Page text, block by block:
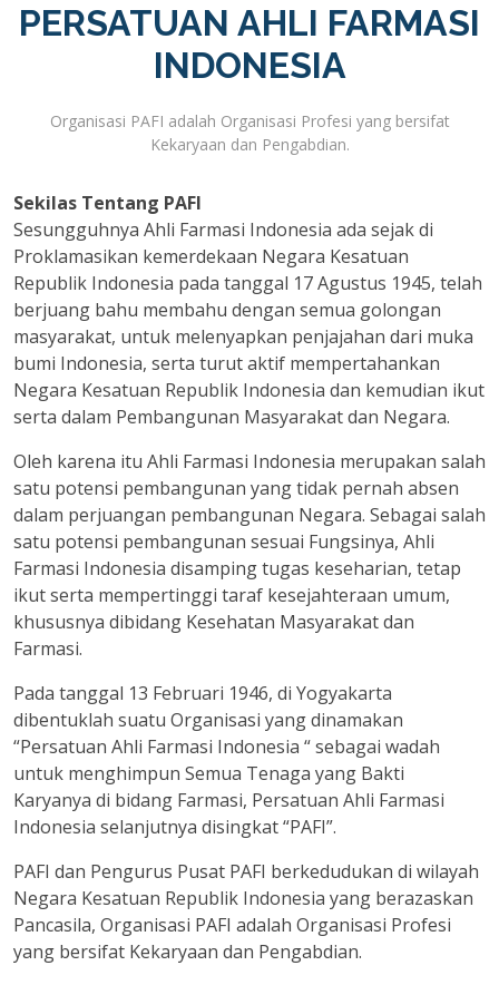
PERSATUAN AHLI FARMASI
INDONESIA
Organisasi PAFI adalah Organisasi Profesi yang bersifat
Kekaryaan dan Pengabdian.
Sekilas Tentang PAFI
Sesungguhnya Ahli Farmasi Indonesia ada sejak di
Proklamasikan kemerdekaan Negara Kesatuan
Republik Indonesia pada tanggal 17 Agustus 1945, telah
berjuang bahu membahu dengan semua golongan
masyarakat, untuk melenyapkan penjajahan dari muka
bumi Indonesia, serta turut aktif mempertahankan
Negara Kesatuan Republik Indonesia dan kemudian ikut
serta dalam Pembangunan Masyarakat dan Negara.
Oleh karena itu Ahli Farmasi Indonesia merupakan salah
satu potensi pembangunan yang tidak pernah absen
dalam perjuangan pembangunan Negara. Sebagai salah
satu potensi pembangunan sesuai Fungsinya, Ahli
Farmasi Indonesia disamping tugas keseharian, tetap
ikut serta mempertinggi taraf kesejahteraan umum,
khususnya dibidang Kesehatan Masyarakat dan
Farmasi.
Pada tanggal 13 Februari 1946, di Yogyakarta
dibentuklah suatu Organisasi yang dinamakan
“Persatuan Ahli Farmasi Indonesia “ sebagai wadah
untuk menghimpun Semua Tenaga yang Bakti
Karyanya di bidang Farmasi, Persatuan Ahli Farmasi
Indonesia selanjutnya disingkat “PAFI”.
PAFI dan Pengurus Pusat PAFI berkedudukan di wilayah
Negara Kesatuan Republik Indonesia yang berazaskan
Pancasila, Organisasi PAFI adalah Organisasi Profesi
yang bersifat Kekaryaan dan Pengabdian.